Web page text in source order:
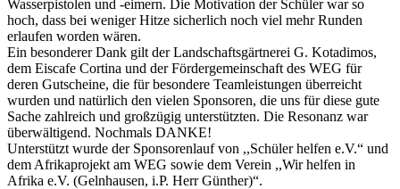
Wasserpistolen und -eimern. Die Motivation der Schüler war so
hoch, dass bei weniger Hitze sicherlich noch viel mehr Runden
erlaufen worden wären.
Ein besonderer Dank gilt der Landschaftsgärtnerei G. Kotadimos,
dem Eiscafe Cortina und der Fördergemeinschaft des WEG für
deren Gutscheine, die für besondere Teamleistungen überreicht
wurden und natürlich den vielen Sponsoren, die uns für diese gute
Sache zahlreich und großzügig unterstützten. Die Resonanz war
überwältigend. Nochmals DANKE!
Unterstützt wurde der Sponsorenlauf von ,,Schüler helfen e.V.“ und
dem Afrikaprojekt am WEG sowie dem Verein ,,Wir helfen in
Afrika e.V. (Gelnhausen, i.P. Herr Günther)“.